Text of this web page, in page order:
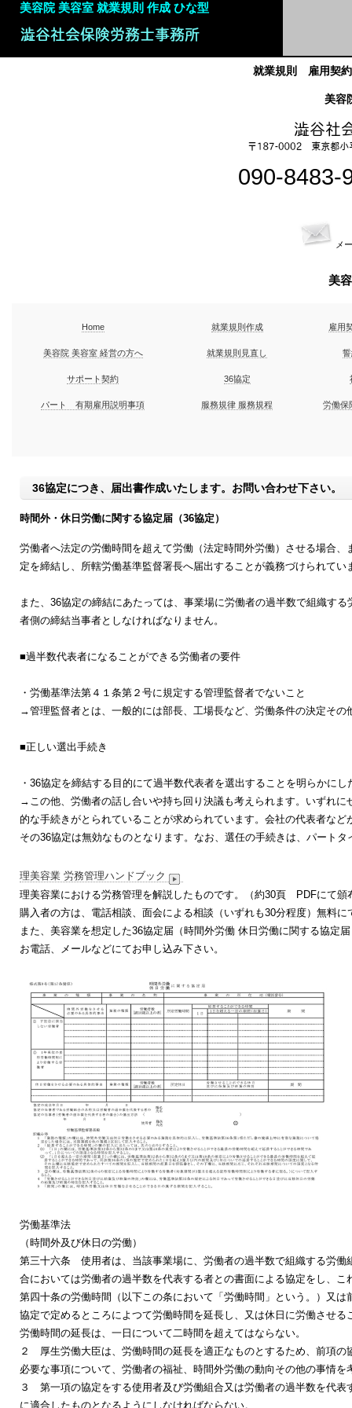
美容院 美容室 就業規則 作成 ひな型
就業規則 雇用契
美
090-
メ
美
Home
美容院 美容室 経営の方へ
サポート契約
パート 有期雇用説明事項
就業規則作成
就業規則見直し
36協定
服務規律 服務規程
雇用
労働保
36協定につき、届出書作成いたします。お問い合わせ下さい。
時間外・休日労働に関する協定届（36協定）
労働者へ法定の労働時間を超えて労働（法定時間外労働）させる場合
定を締結し、所轄労働基準監督署長へ届出することが義務づけられてい
また、36協定の締結にあたっては、事業場に労働者の過半数で組織す
者側の締結当事者としなければなりません。
■過半数代表者になることができる労働者の要件
・労働基準法第４１条第２号に規定する管理監督者でないこと
→管理監督者とは、一般的には部長、工場長など、労働条件の決定そ
■正しい選出手続き
・36協定を締結する目的にて過半数代表者を選出することを明らかに
→この他、労働者の話し合いや持ち回り決議も考えられます。いずれ
的な手続きがとられていることが求められています。会社の代表者な
その36協定は無効なものとなります。なお、選任の手続きは、パート
理美容業 労務管理ハンドブック
理美容業における労務管理を解説したものです。（約30頁 PDFにて頒
購入者の方は、電話相談、面会による相談（いずれも30分程度）無料に
また、美容業を想定した36協定届（時間外労働 休日労働に関する協定
お電話、メールなどにてお申し込み下さい。
労働基準法
（時間外及び休日の労働）
第三十六条 使用者は、当該事業場に、労働者の過半数で組織する労
合においては労働者の過半数を代表する者との書面による協定をし、
第四十条の労働時間（以下この条において「労働時間」という。）又
協定で定めるところによつて労働時間を延長し、又は休日に労働させ
労働時間の延長は、一日について二時間を超えてはならない。
２ 厚生労働大臣は、労働時間の延長を適正なものとするため、前項
必要な事項について、労働者の福祉、時間外労働の動向その他の事情
３ 第一項の協定をする使用者及び労働組合又は労働者の過半数を代
に適合したものとなるようにしなければならない。